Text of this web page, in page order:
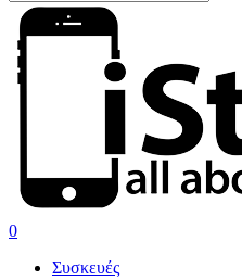
Close
Search
search
account
0
Συσκευές